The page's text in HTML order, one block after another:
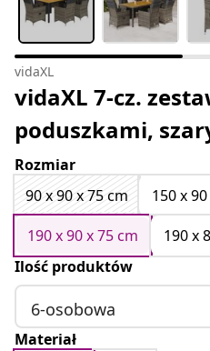
vidaXL
vidaXL 7-cz.
poduszkami,
Rozmiar
90 x 90 x 75 cm
150 x
190 x 90 x 75 cm
190 x
Ilość produktów
6-osobowa
Materiał